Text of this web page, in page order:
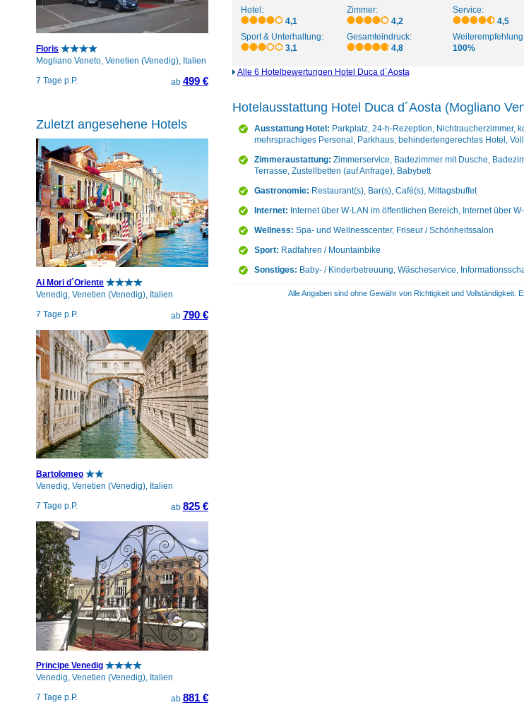
Hotel:
4,1
Zimmer:
4,2
Service:
4,5
Sport & Unterhaltung:
3,1
Gesamteindruck:
4,8
100%
Alle 6 Hotelbewertungen Hotel Duca d´Aosta
Hotelausstattung Hotel Duca d´Aosta (Mogliano
Ausstattung Hotel: Parkplatz, 24-h-Rezeption, Nichtraucherzimmer,
mehrsprachiges Personal, Parkhaus, behindertengerechtes Hotel,
Zimmeraustattung: Zimmerservice, Badezimmer mit Dusche,
Terrasse, Zustellbetten (auf Anfrage), Babybett
Gastronomie: Restaurant(s), Bar(s), Café(s), Mittagsbuffet
Internet: Internet über W-LAN im öffentlichen Bereich, Internet über
Wellness: Spa- und Wellnesscenter, Friseur / Schönheitssalon
Sport: Radfahren / Mountainbike
Sonstiges: Baby- / Kinderbetreuung, Wäscheservice,
Alle Angaben sind ohne Gewähr von Richtigkeit und Vollständigkeit.
Floris
Mogliano Veneto, Venetien (Venedig), Italien
7 Tage p.P.
ab 499 €
Zuletzt angesehene Hotels
Ai Mori d´Oriente
Venedig, Venetien (Venedig), Italien
7 Tage p.P.
ab 790 €
Bartolomeo
Venedig, Venetien (Venedig), Italien
7 Tage p.P.
ab 825 €
Principe Venedig
Venedig, Venetien (Venedig), Italien
7 Tage p.P.
ab 881 €